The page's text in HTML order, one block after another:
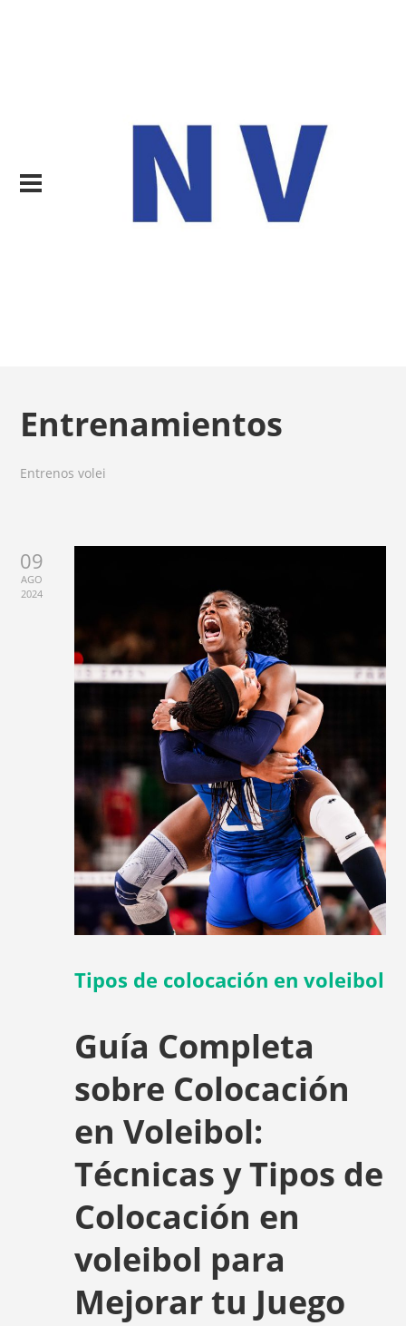
Entrenamientos
Entrenos volei
09
AGO
2024
Tipos de colocación en voleibol
Guía Completa
sobre Colocación
en Voleibol:
Técnicas y Tipos de
Colocación en
voleibol para
Mejorar tu Juego